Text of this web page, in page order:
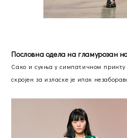
Пословна одела на гламурозан
Сако и сукња у симпатичном
скројен за изласке је ипак